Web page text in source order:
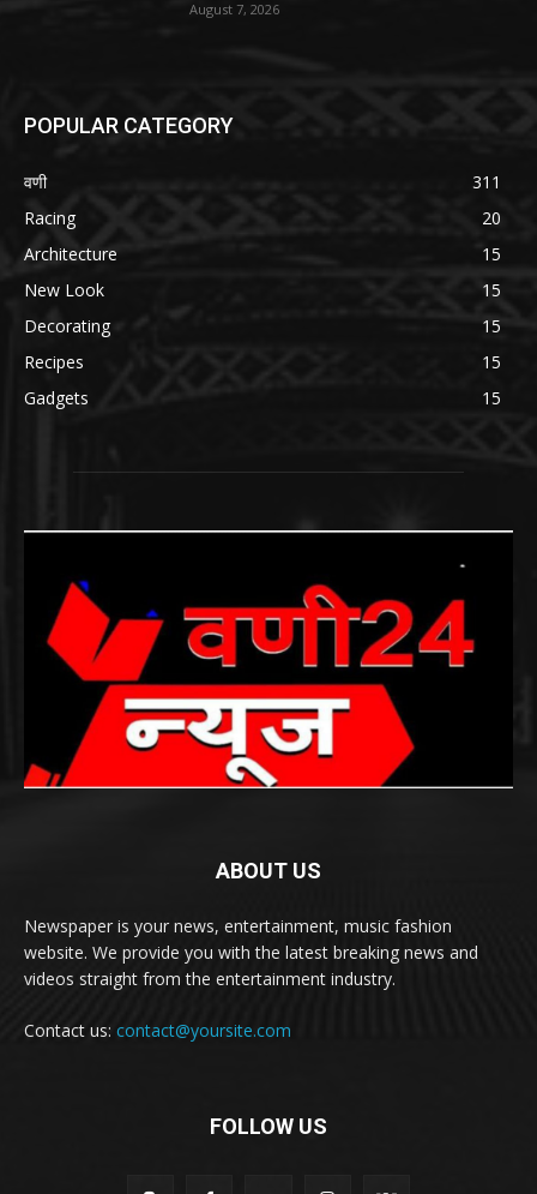
August 7, 2026
POPULAR CATEGORY
वणी
311
Racing
20
Architecture
15
New Look
15
Decorating
15
Recipes
15
Gadgets
15
ABOUT US
Newspaper is your news, entertainment, music fashion
website. We provide you with the latest breaking news and
videos straight from the entertainment industry.
Contact us: contact@yoursite.com
FOLLOW US